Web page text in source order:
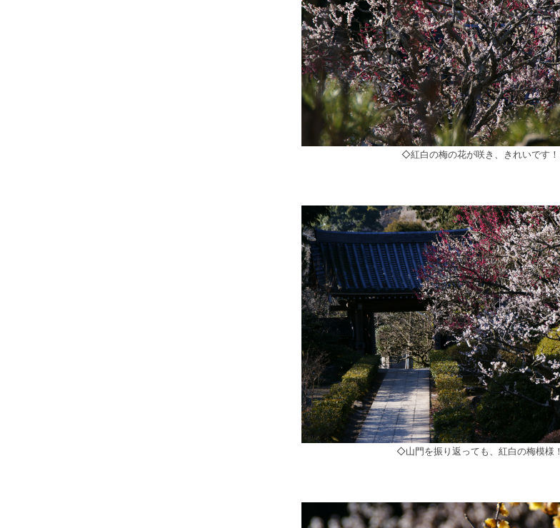
◇紅白の梅の花が咲き、きれいです！
◇山門を振り返っても、紅白の梅模様！